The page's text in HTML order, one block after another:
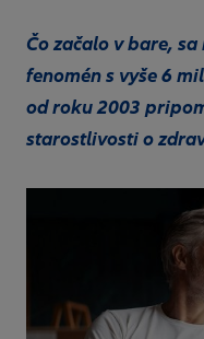
Čo začalo v bare,
fenomén s vyše 6
od roku 2003
starostlivosti o